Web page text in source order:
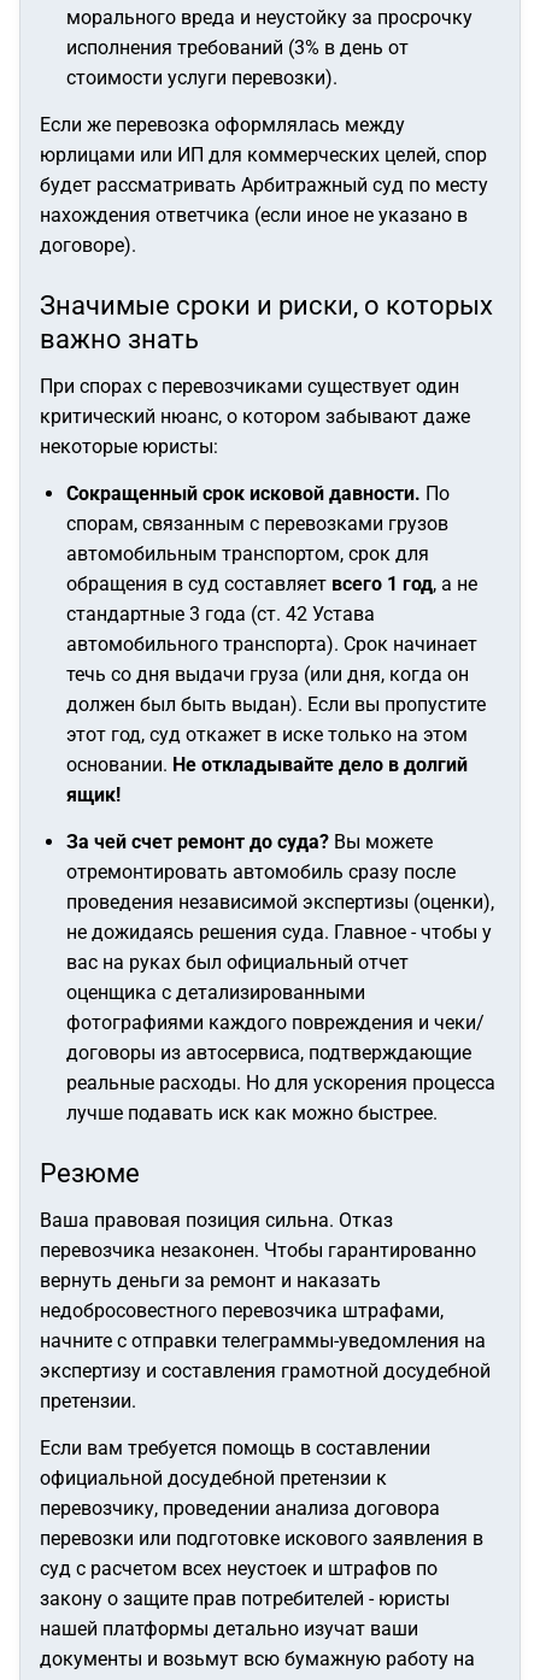
морального вреда и неустойку за просрочку
исполнения требований (3% в день от
стоимости услуги перевозки).
Если же перевозка оформлялась между
юрлицами или ИП для коммерческих целей, спор
будет рассматривать Арбитражный суд по месту
нахождения ответчика (если иное не указано в
договоре).
Значимые сроки и риски, о которых
важно знать
При спорах с перевозчиками существует один
критический нюанс, о котором забывают даже
некоторые юристы:
Сокращенный срок исковой давности. По
спорам, связанным с перевозками грузов
автомобильным транспортом, срок для
обращения в суд составляет всего 1 год, а не
стандартные 3 года (ст. 42 Устава
автомобильного транспорта). Срок начинает
течь со дня выдачи груза (или дня, когда он
должен был быть выдан). Если вы пропустите
этот год, суд откажет в иске только на этом
основании. Не откладывайте дело в долгий
ящик!
За чей счет ремонт до суда? Вы можете
отремонтировать автомобиль сразу после
проведения независимой экспертизы (оценки),
не дожидаясь решения суда. Главное - чтобы у
вас на руках был официальный отчет
оценщика с детализированными
фотографиями каждого повреждения и чеки/
договоры из автосервиса, подтверждающие
реальные расходы. Но для ускорения процесса
лучше подавать иск как можно быстрее.
Резюме
Ваша правовая позиция сильна. Отказ
перевозчика незаконен. Чтобы гарантированно
вернуть деньги за ремонт и наказать
недобросовестного перевозчика штрафами,
начните с отправки телеграммы-уведомления на
экспертизу и составления грамотной досудебной
претензии.
Если вам требуется помощь в составлении
официальной досудебной претензии к
перевозчику, проведении анализа договора
перевозки или подготовке искового заявления в
суд с расчетом всех неустоек и штрафов по
закону о защите прав потребителей - юристы
нашей платформы детально изучат ваши
документы и возьмут всю бумажную работу на